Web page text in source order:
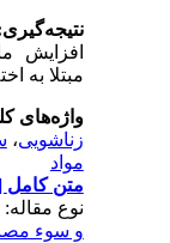
نتیجه‌گیری:
افزایش
مبتلا به
واژه‌های
زناشویی،
مواد
متن کامل[PDF 1117 kb]
نوع مقاله:
و سوء